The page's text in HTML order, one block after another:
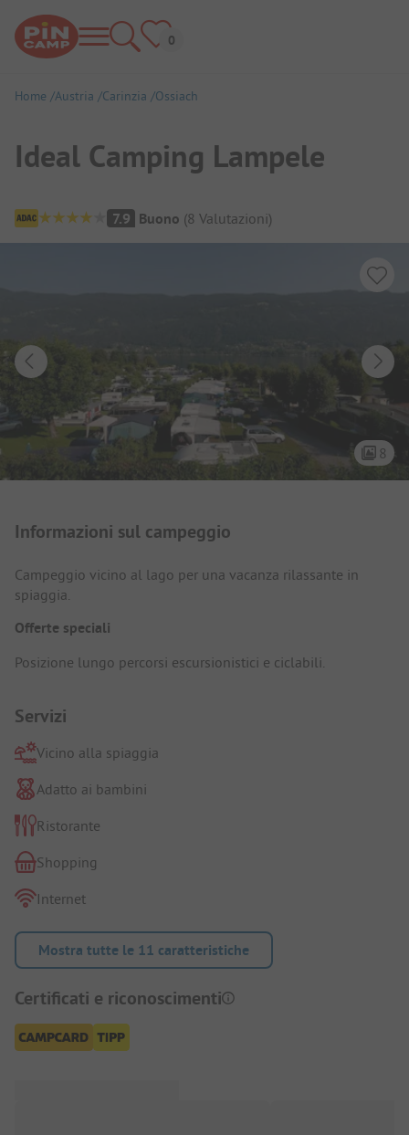
Home Austria Carinzia Ossiach
Ideal Camping Lampele
Panoramica del campeggio
7.9 Buono (8 Valutazioni)
8
Informazioni sul campeggio
Campeggio vicino al lago per una vacanza rilassante in
spiaggia.
Offerte speciali
Posizione lungo percorsi escursionistici e ciclabili.
Servizi
Vicino alla spiaggia
Adatto ai bambini
Ristorante
Shopping
Internet
Mostra tutte le 11 caratteristiche
Certificati e riconoscimenti